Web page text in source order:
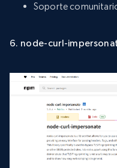
Soporte
6. node-curl-